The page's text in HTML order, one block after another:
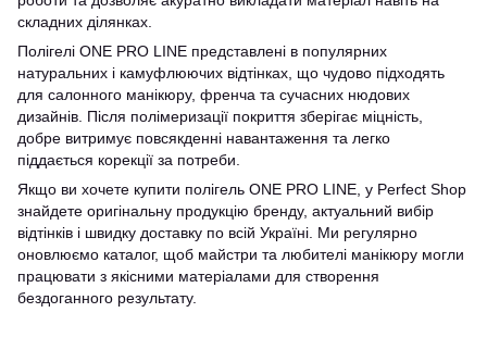
складних ділянках.
Полігелі ONE PRO LINE представлені в популярних
натуральних і камуфлюючих відтінках, що чудово підходять
для салонного манікюру, френча та сучасних нюдових
дизайнів. Після полімеризації покриття зберігає міцність,
добре витримує повсякденні навантаження та легко
піддається корекції за потреби.
Якщо ви хочете купити полігель ONE PRO LINE, у Perfect Shop
знайдете оригінальну продукцію бренду, актуальний вибір
відтінків і швидку доставку по всій Україні. Ми регулярно
оновлюємо каталог, щоб майстри та любителі манікюру могли
працювати з якісними матеріалами для створення
бездоганного результату.